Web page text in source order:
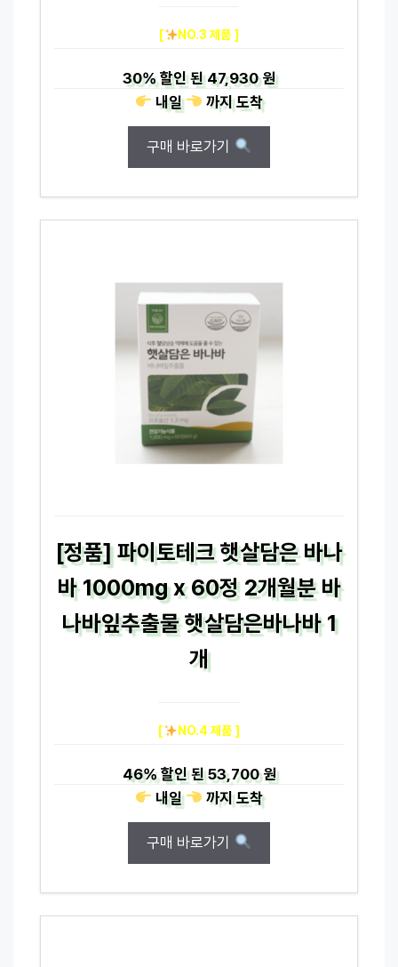
[ NO.3 제품 ]
30%할인 된47,930 원
내일
까지도착
구매 바로가기
[정품] 파이토테크 햇살담은 바나
바 1000mg x 60정 2개월분 바
나바잎추출물 햇살담은바나바 1
개
[ NO.4 제품 ]
46%할인 된53,700 원
내일
까지도착
구매 바로가기